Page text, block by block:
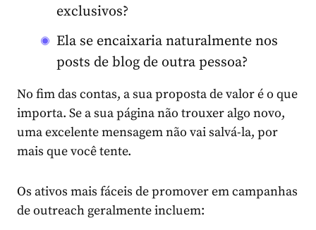
exclusivos?
Ela se encaixaria naturalmente nos
posts de blog de outra pessoa?
No fim das contas, a sua proposta de valor é o que
importa. Se a sua página não trouxer algo novo,
uma excelente mensagem não vai salvá-la, por
mais que você tente.
Os ativos mais fáceis de promover em campanhas
de outreach geralmente incluem: